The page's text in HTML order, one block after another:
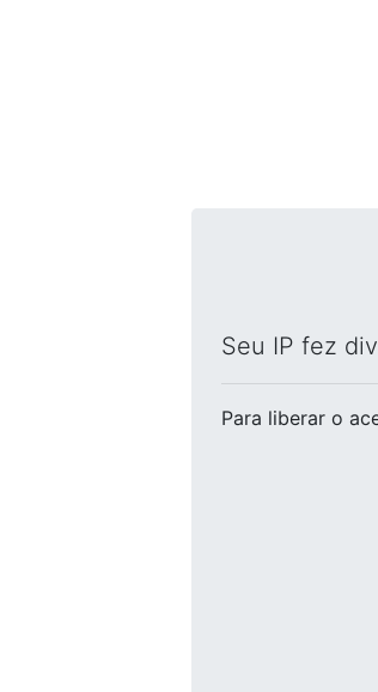
Seu IP fez
Para liberar o